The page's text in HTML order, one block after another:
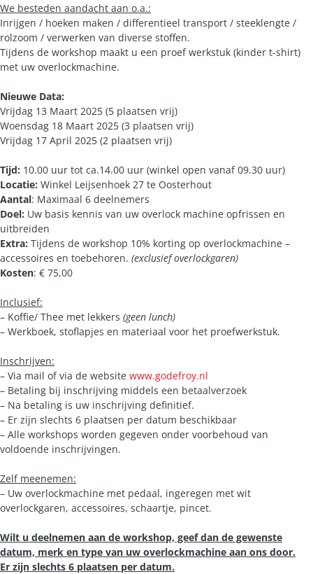
We besteden aandacht aan o.a.:
Inrijgen / hoeken maken / differentieel transport / steeklengte /
rolzoom / verwerken van diverse stoffen.
Tijdens de workshop maakt u een proef werkstuk (kinder t-shirt)
met uw overlockmachine.
Nieuwe Data:
Vrijdag 13 Maart 2025 (5 plaatsen vrij)
Woensdag 18 Maart 2025 (3 plaatsen vrij)
Vrijdag 17 April 2025 (2 plaatsen vrij)
Tijd: 10.00 uur tot ca.14.00 uur (winkel open vanaf 09.30 uur)
Locatie: Winkel Leijsenhoek 27 te Oosterhout
Aantal: Maximaal 6 deelnemers
Doel: Uw basis kennis van uw overlock machine opfrissen en
uitbreiden
Extra: Tijdens de workshop 10% korting op overlockmachine –
accessoires en toebehoren. (exclusief overlockgaren)
Kosten: € 75,00
Inclusief:
– Koffie/ Thee met lekkers (geen lunch)
– Werkboek, stoflapjes en materiaal voor het proefwerkstuk.
Inschrijven:
– Via mail of via de website www.godefroy.nl
– Betaling bij inschrijving middels een betaalverzoek
– Na betaling is uw inschrijving definitief.
– Er zijn slechts 6 plaatsen per datum beschikbaar
– Alle workshops worden gegeven onder voorbehoud van
voldoende inschrijvingen.
Zelf meenemen:
– Uw overlockmachine met pedaal, ingeregen met wit
overlockgaren, accessoires, schaartje, pincet.
Wilt u deelnemen aan de workshop, geef dan de gewenste
datum, merk en type van uw overlockmachine aan ons door.
Er zijn slechts 6 plaatsen per datum.